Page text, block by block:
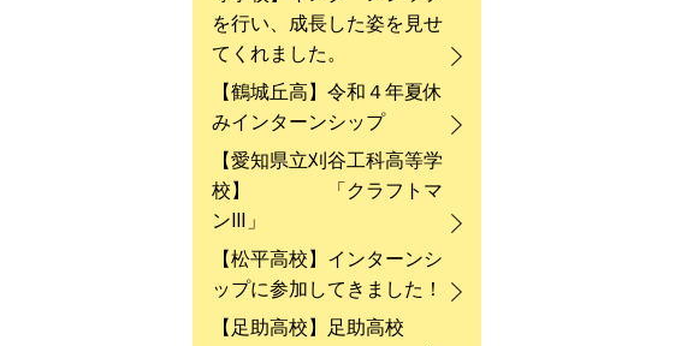
を行い、成長した姿を見せ
てくれました。
【鶴城丘高】令和４年夏休
みインターンシップ
【愛知県立刈谷工科高等学
校】 「クラフトマ
ンⅢ」
【松平高校】インターンシ
ップに参加してきました！
【足助高校】足助高校